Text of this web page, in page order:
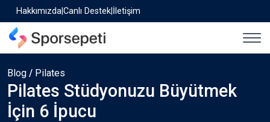
HakkımızdaCanlı Destek İletişim
Blog / Pilates
Pilates Stüdyonuzu Büyütmek
İçin 6 İpucu